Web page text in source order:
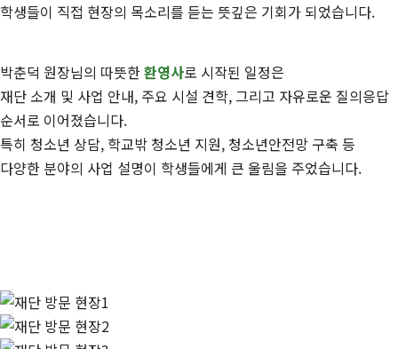
학생들이 직접 현장의 목소리를 듣는 뜻깊은 기회가 되었습니다.
박춘덕 원장님의 따뜻한환영사로 시작된 일정은
재단 소개 및 사업 안내, 주요 시설 견학, 그리고 자유로운 질의응답
순서로 이어졌습니다.
특히 청소년 상담, 학교밖 청소년 지원, 청소년안전망 구축 등
다양한 분야의 사업 설명이 학생들에게 큰 울림을 주었습니다.